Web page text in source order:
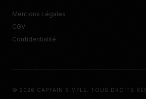
Mentions Légales
CGV
Confidentialité
© 2026 CAPTAIN SIMPLE. TOUS DROITS